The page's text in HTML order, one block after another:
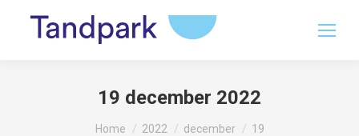
19 december 2022
Je bent hier:
Home 2022 december 19